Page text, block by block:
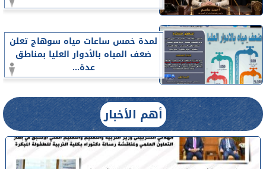
لمدة خمس ساعات مياه سوهاج تعلن
ضعف المياه بالأدوار العليا بمناطق
عدة...
أهم الأخبار